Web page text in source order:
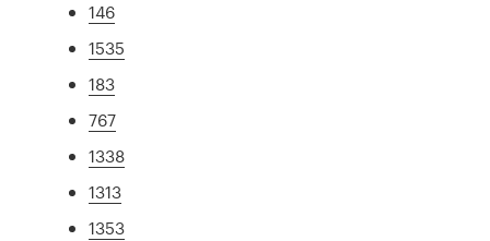
146
1535
183
767
1338
1313
1353